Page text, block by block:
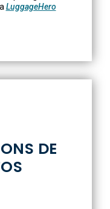
LuggageHero
DE